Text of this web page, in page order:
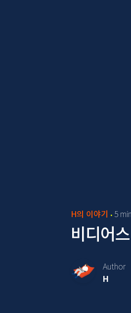
H의 이야기 5
비디어
Author
H